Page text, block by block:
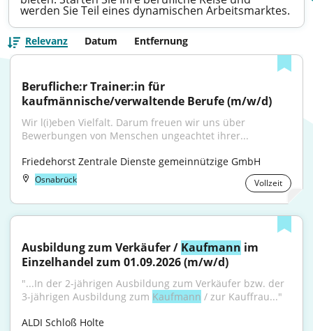
werden Sie Teil eines dynamischen Arbeitsmarktes.
Relevanz Datum Entfernung
Berufliche:r Trainer:in für
kaufmännische/verwaltende Berufe (m/w/d)
Wir l(i)eben Vielfalt. Darum freuen wir uns über
Bewerbungen von Menschen ungeachtet ihrer...
Friedehorst Zentrale Dienste gemeinnützige GmbH
Osnabrück Vollzeit
Ausbildung zum Verkäufer / Kaufmann im
Einzelhandel zum 01.09.2026 (m/w/d)
"...In der 2-jährigen Ausbildung zum Verkäufer bzw. der
3-jährigen Ausbildung zum Kaufmann / zur Kauffrau..."
ALDI Schloß Holte